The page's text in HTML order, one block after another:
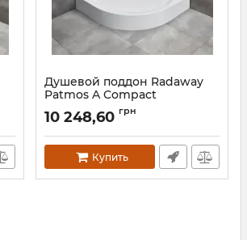
Душевой поддон Radaway
Patmos A Compact
900x900x160 белый
Артикул:4S99155-05
10 248,60 грн
Купить